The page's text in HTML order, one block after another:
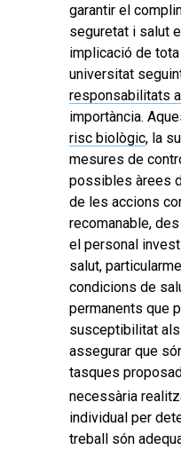
garantir el
seguretat i salut
implicació de
universitat
responsabilitats
importància.
risc biològic, la
mesures de
possibles àrees
de les accions
recomanable,
el personal
salut,
condicions de
permanents que
susceptibilitat
assegurar que
tasques
necessària
individual per
treball són